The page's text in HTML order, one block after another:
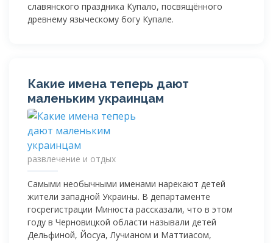
славянского праздника Купало, посвящённого
древнему языческому богу Купале.
Какие имена теперь дают
маленьким украинцам
развлечение и отдых
Самыми необычными именами нарекают детей
жители западной Украины. В департаменте
госрегистрации Минюста рассказали, что в этом
году в Черновицкой области называли детей
Дельфиной, Йосуа, Лучианом и Маттиасом,